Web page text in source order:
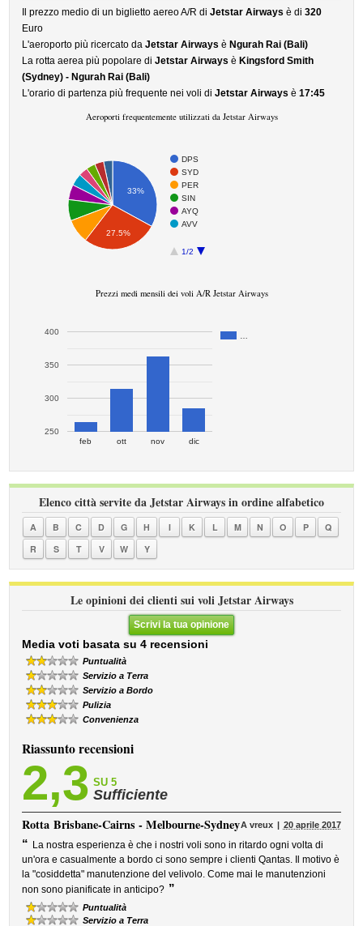
Il prezzo medio di un biglietto aereo A/R diJetstar Airways è di320
Euro
L'aeroporto più ricercato daJetstar Airways è Ngurah Rai (Bali)
La rotta aerea più popolare diJetstar Airways è Kingsford Smith
(Sydney) - Ngurah Rai (Bali)
L'orario di partenza più frequente nei voli diJetstar Airways è17:45
Aeroporti frequentemente utilizzati da Jetstar Airways
DPS
SYD
PER
SIN
AYQ
AVV
1/2
33%
27.5%
Prezzi medi mensili dei voli A/R Jetstar Airways
feb ott nov dic
250
300
350
400
Elenco città servite da Jetstar Airways in ordine alfabetico
A B C D G H I K L M N O P
Q
R
S T V W Y
Le opinioni dei clienti sui voli Jetstar Airways
Scrivi la tua opinione
Media voti basata su 4 recensioni
Puntualità
Servizio a Terra
Servizio a Bordo
Pulizia
Convenienza
Riassunto recensioni
2,3 SU 5
Sufficiente
RottaBrisbane-Cairns - Melbourne-SydneyA vreux 20 aprile 2017
“ La nostra esperienza è che i nostri voli sono in ritardo ogni volta di
un'ora e casualmente a bordo ci sono sempre i clienti Qantas. Il motivo è
la "cosiddetta" manutenzione del velivolo. Come mai le manutenzioni
non sono pianificate in anticipo? ”
Puntualità
Servizio a Terra